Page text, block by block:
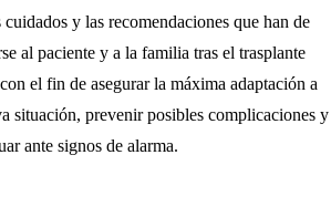
cuidados y las recomendaciones que han de
al paciente y a la familia tras el trasplante
el fin de asegurar la máxima adaptación a
situación, prevenir posibles complicaciones y
ante signos de alarma.